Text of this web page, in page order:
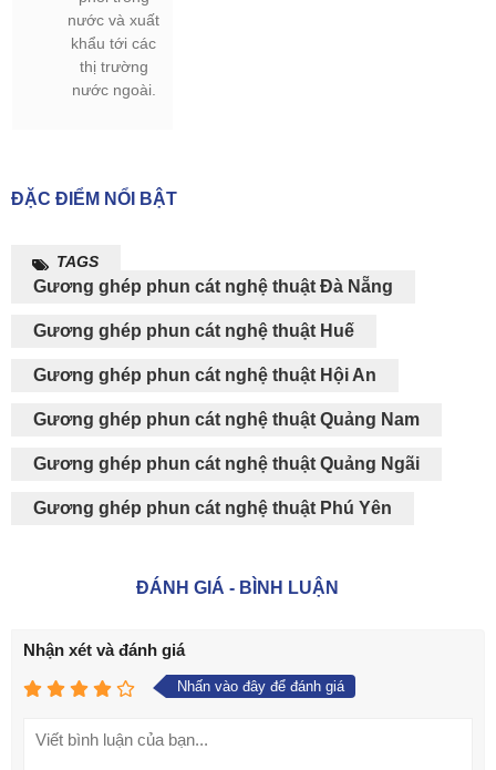
nước và xuất
khẩu tới các
thị trường
nước ngoài.
ĐẶC ĐIỂM NỔI BẬT
TAGS
Gương ghép phun cát nghệ thuật Đà Nẵng
Gương ghép phun cát nghệ thuật Huế
Gương ghép phun cát nghệ thuật Hội An
Gương ghép phun cát nghệ thuật Quảng Nam
Gương ghép phun cát nghệ thuật Quảng Ngãi
Gương ghép phun cát nghệ thuật Phú Yên
ĐÁNH GIÁ - BÌNH LUẬN
Nhận xét và đánh giá
Nhấn vào đây để đánh giá